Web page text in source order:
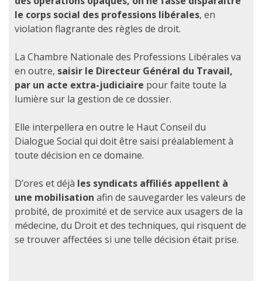
le corps social des professions libérales, en
violation flagrante des règles de droit.
La Chambre Nationale des Professions Libérales va
en outre, saisir le Directeur Général du Travail,
par un acte extra-judiciaire pour faite toute la
lumière sur la gestion de ce dossier.
Elle interpellera en outre le Haut Conseil du
Dialogue Social qui doit être saisi préalablement à
toute décision en ce domaine.
D’ores et déjà les syndicats affiliés appellent à
une mobilisation afin de sauvegarder les valeurs de
probité, de proximité et de service aux usagers de la
médecine, du Droit et des techniques, qui risquent de
se trouver affectées si une telle décision était prise.